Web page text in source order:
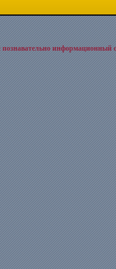
информационный